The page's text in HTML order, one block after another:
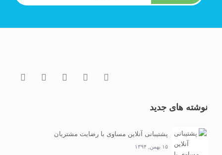
نوشته های جدید
پشتیبانی آنلاین مساوی با رضایت مشتریان
۱۵ بهمن, ۱۳۹۴